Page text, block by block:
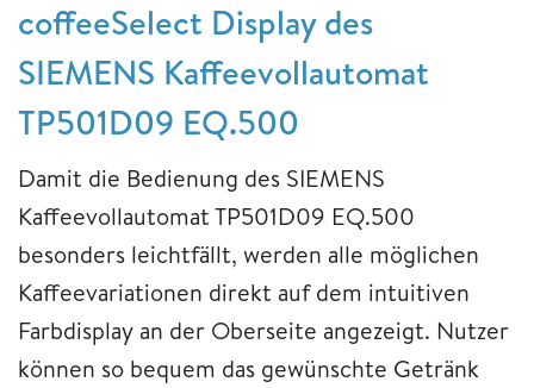
coffeeSelect Display des
SIEMENS Kaffeevollautomat
TP501D09 EQ.500
Damit die Bedienung des SIEMENS
Kaffeevollautomat TP501D09 EQ.500
besonders leichtfällt, werden alle möglichen
Kaffeevariationen direkt auf dem intuitiven
Farbdisplay an der Oberseite angezeigt. Nutzer
können so bequem das gewünschte Getränk